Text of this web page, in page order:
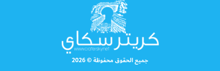
جميع الحقوق محفوظة © 2026